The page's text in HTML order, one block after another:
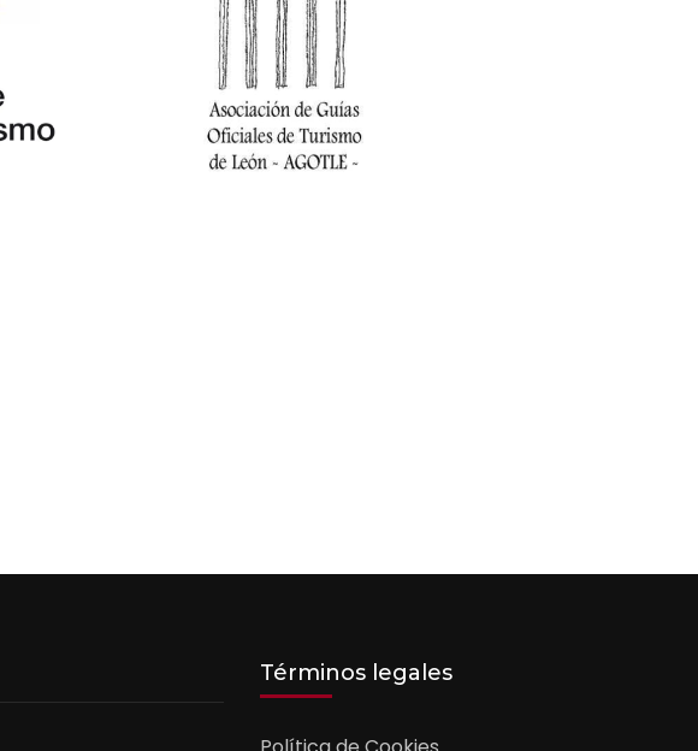
Términos legales